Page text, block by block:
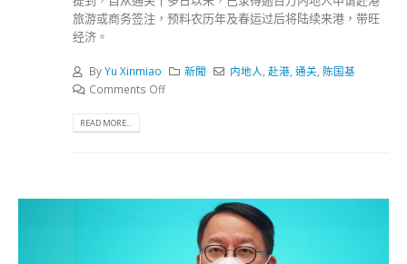
旅游或商务签注，预料农历年及春运过后将陆续来港，带旺
经济。
ByYu Xinmiao 新聞 内地人,赴港,通关, 陈国基
Comments Off
READ MORE...